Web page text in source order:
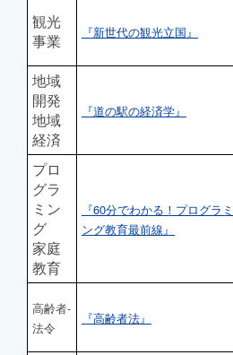
観光
事業
『新世代の観光立国』
地域
開発
地域
経済
『道の駅の経済学』
プロ
グラ
ミン
グ
家庭
教育
『60分でわかる！プログラミ
ング教育最前線』
高齢者-
法令
『高齢者法』